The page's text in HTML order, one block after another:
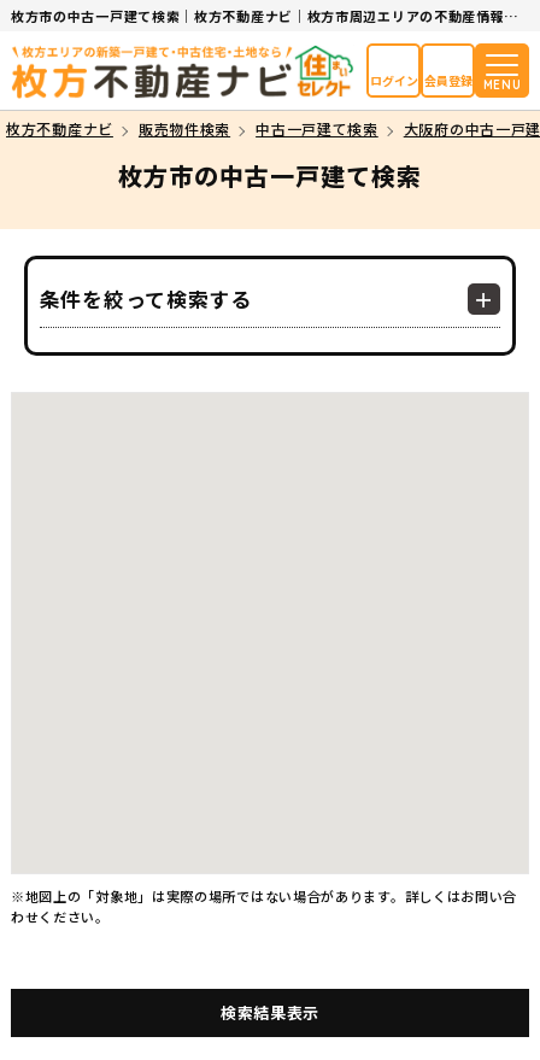
枚方市の中古一戸建て検索｜枚方不動産ナビ｜枚方市周辺エリアの不動産情報サイト
ログイン 会員登録 MENU
枚方不動産ナビ 販売物件検索 中古一戸建て検索 大阪府の中古一戸
枚方市の中古一戸建て検索
条件を絞って検索する
※地図上の「対象地」は実際の場所ではない場合があります。詳しくはお問い合
わせください。
検索結果表示